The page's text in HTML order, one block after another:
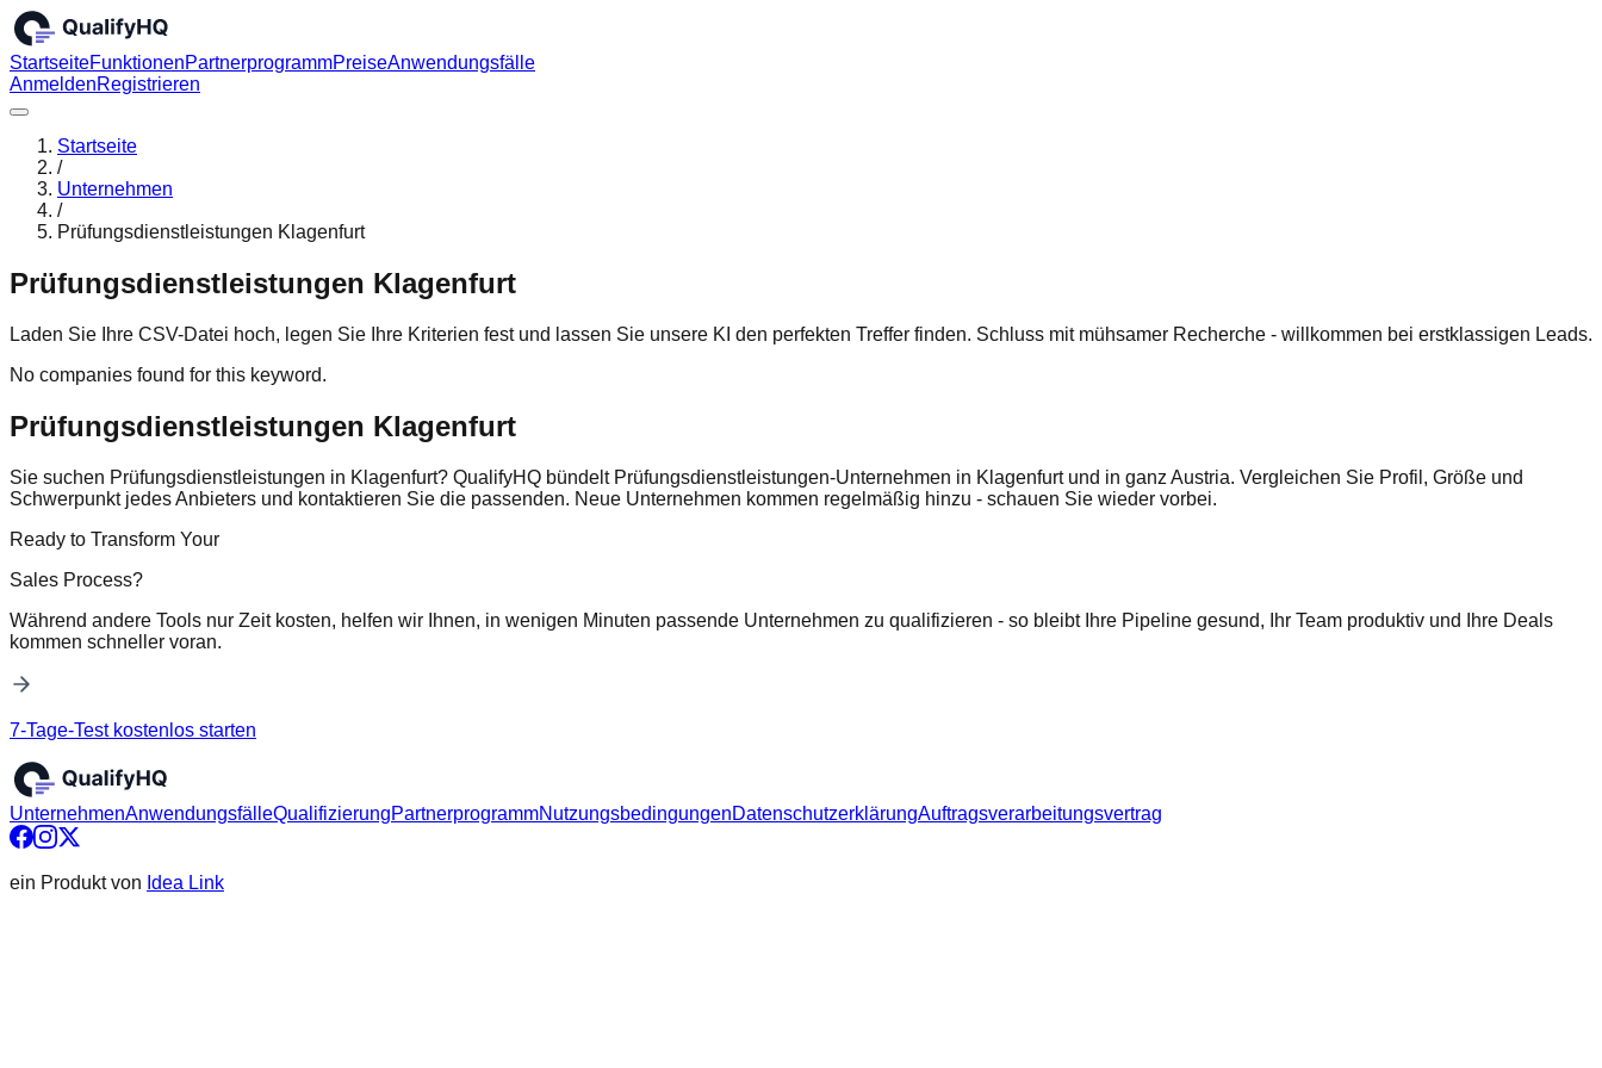
StartseiteFunktionenPartnerprogrammPreiseAnwendungsfälle
AnmeldenRegistrieren
Startseite
/
Unternehmen
/
Prüfungsdienstleistungen Klagenfurt
Prüfungsdienstleistungen Klagenfurt
Laden Sie Ihre CSV-Datei hoch, legen Sie Ihre Kriterien fest und lassen Sie unsere KI den perfekten Treffer finden. Schluss mit mühsamer Recherche - willkommen bei erstklassigen Leads.
No companies found for this keyword.
Prüfungsdienstleistungen Klagenfurt
Sie suchen Prüfungsdienstleistungen in Klagenfurt? QualifyHQ bündelt Prüfungsdienstleistungen-Unternehmen in Klagenfurt und in ganz Austria. Vergleichen Sie Profil, Größe und
Schwerpunkt jedes Anbieters und kontaktieren Sie die passenden. Neue Unternehmen kommen regelmäßig hinzu - schauen Sie wieder vorbei.
Ready to Transform Your
Sales Process?
Während andere Tools nur Zeit kosten, helfen wir Ihnen, in wenigen Minuten passende Unternehmen zu qualifizieren - so bleibt Ihre Pipeline gesund, Ihr Team produktiv und Ihre Deals
kommen schneller voran.
7-Tage-Test kostenlos starten
UnternehmenAnwendungsfälleQualifizierungPartnerprogrammNutzungsbedingungenDatenschutzerklärungAuftragsverarbeitungsvertrag
ein Produkt von Idea Link